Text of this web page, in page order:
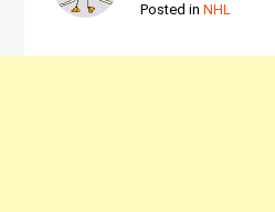
Posted inNHL